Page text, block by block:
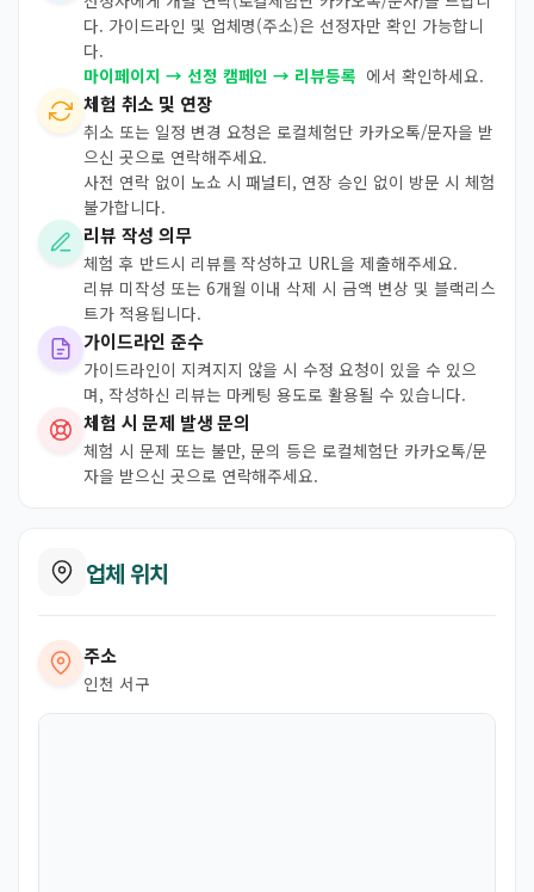
다. 가이드라인 및 업체명(주소)은 선정자만 확인 가능합니
다.
마이페이지 → 선정 캠페인 → 리뷰등록 에서 확인하세요.
체험 취소 및 연장
취소 또는 일정 변경 요청은 로컬체험단 카카오톡/문자을 받
으신 곳으로 연락해주세요.
사전 연락 없이 노쇼 시 패널티, 연장 승인 없이 방문 시 체험
불가합니다.
리뷰 작성 의무
체험 후 반드시 리뷰를 작성하고 URL을 제출해주세요.
리뷰 미작성 또는 6개월 이내 삭제 시 금액 변상 및 블랙리스
트가 적용됩니다.
가이드라인 준수
가이드라인이 지켜지지 않을 시 수정 요청이 있을 수 있으
며, 작성하신 리뷰는 마케팅 용도로 활용될 수 있습니다.
체험 시 문제 발생 문의
체험 시 문제 또는 불만, 문의 등은 로컬체험단 카카오톡/문
자을 받으신 곳으로 연락해주세요.
업체 위치
주소
인천 서구